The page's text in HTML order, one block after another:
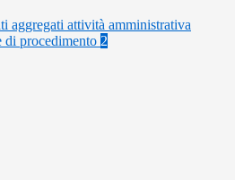
aggregati attività amministrativa
di procedimento 2